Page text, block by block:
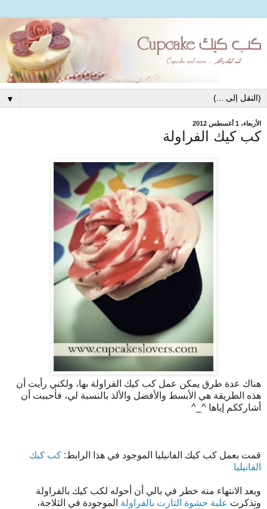
▼
الأربعاء، 1 أغسطس 2012
كب كيك الفراولة
هناك عدة طرق يمكن عمل كب كيك الفراولة بها، ولكني رأيت أن
هذه الطريقة هي الأبسط والأفضل والألذ بالنسبة لي، فأحببت أن
أشارككم إياها ^_^
قمت بعمل كب كيك الفانيليا الموجود في هذا الرابط: كب كيك
الفانيليا
وبعد الانتهاء منه خطر في بالي أن أحوله لكب كيك بالفراولة
وتذكرت علبة حشوة التارت بالفراولة الموجودة في الثلاجة،